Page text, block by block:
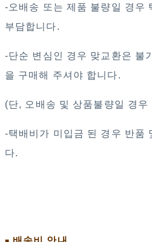
-오배송 또는 제품 불량일 경우
부담합니다.
-단순 변심인 경우 맞교환은 불
을 구매해 주셔야 합니다.
(단, 오배송 및 상품불량일 경우
-택배비가 미입금 된 경우 반품
다.